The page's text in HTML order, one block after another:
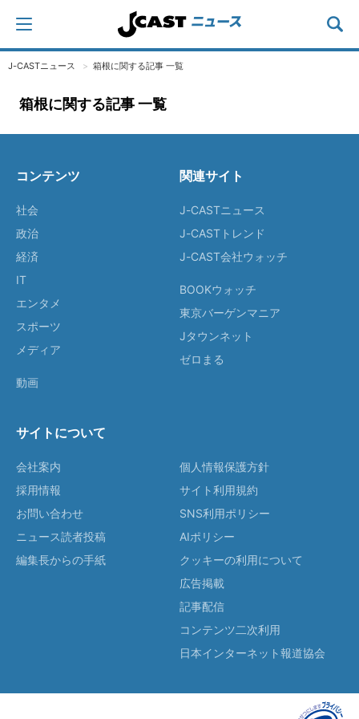
J-CASTニュース 箱根に関する記事 一覧
箱根に関する記事 一覧
コンテンツ
社会
政治
経済
IT
エンタメ
スポーツ
メディア
動画
関連サイト
J-CASTニュース
J-CASTトレンド
J-CAST会社ウォッチ
BOOKウォッチ
東京バーゲンマニア
Jタウンネット
ゼロまる
サイトについて
会社案内
採用情報
お問い合わせ
ニュース読者投稿
編集長からの手紙
個人情報保護方針
サイト利用規約
SNS利用ポリシー
AIポリシー
クッキーの利用について
広告掲載
記事配信
コンテンツ二次利用
日本インターネット報道協会